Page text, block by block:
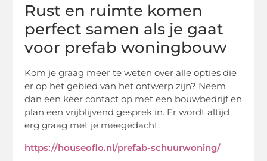
Rust en ruimte komen
perfect samen als je gaat
voor prefab woningbouw
Kom je graag meer te weten over alle opties die
er op het gebied van het ontwerp zijn? Neem
dan een keer contact op met een bouwbedrijf en
plan een vrijblijvend gesprek in. Er wordt altijd
erg graag met je meegedacht.
https://houseoflo.nl/prefab-schuurwoning/